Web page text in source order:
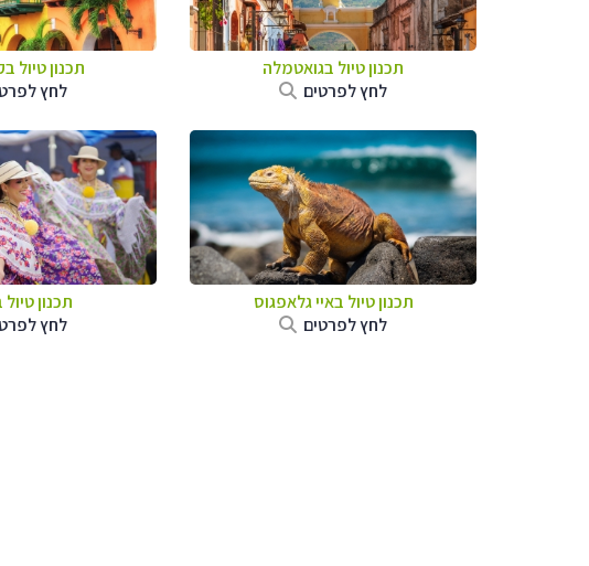
תכנון טיול בגואטמלה
לחץ לפרטים
תכנון טיול
לחץ
תכנון טיול באיי גלאפגוס
לחץ לפרטים
תכנון
לחץ